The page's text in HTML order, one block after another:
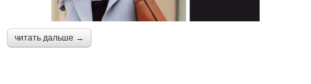
читать дальше →